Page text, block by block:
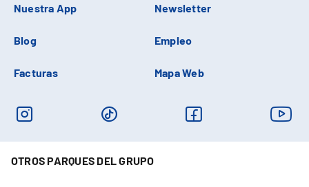
Nuestra App Newsletter
Blog Empleo
Facturas Mapa Web
OTROS PARQUES DEL GRUPO